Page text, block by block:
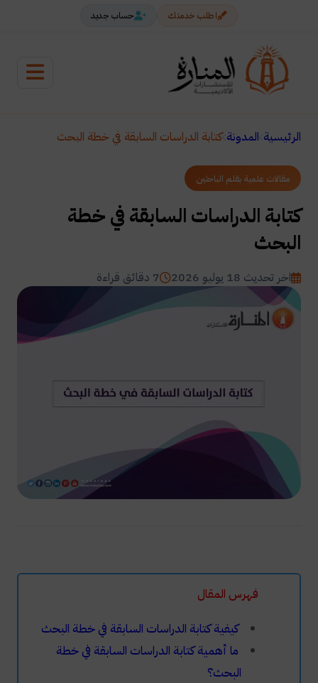
اطلب خدمتك حساب جديد
الرئيسية المدونة كتابة الدراسات السابقة في خطة البحث
مقالات علمية بقلم الباحثين
كتابة الدراسات السابقة في خطة
البحث
اخر تحديث 18 يوليو 2026 7 دقائق قراءة
فهرس المقال
كيفية كتابة الدراسات السابقة في خطة البحث
ما أهمية كتابة الدراسات السابقة في خطة
البحث؟